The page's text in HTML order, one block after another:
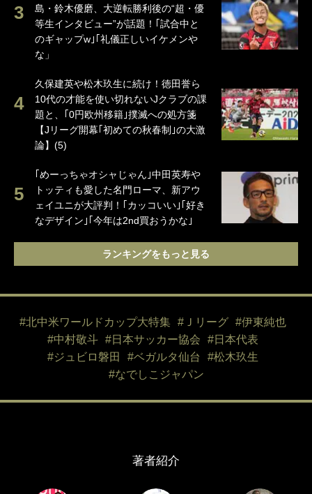
島・鈴木優磨、大逆転勝利後の“超・優
等生インタビュー”が話題！｢試合中と
のギャップw｣｢礼儀正しいイケメンや
な」
久保建英や松木玖生に続け！徳田誉ら
10代の才能を使い切れないJクラブの課
題と、｢0円欧州移籍｣撲滅への処方箋
【Jリーグ開幕｢初めての秋春制｣の大激
論】(5)
｢めーっちゃオシャじゃん｣中田英寿や
トッティも愛した名門ローマ、新アウ
ェイユニが大評判！｢カッコいい｣｢好き
なデザイン｣｢今年は2nd買おうかな｣
ランキングをもっと見る
#北中米ワールドカップ大特集 #Ｊリーグ
#伊東純也
#中村敬斗
#日本サッカー協会
#日本代表
#ジュビロ磐田
#ベガルタ仙台
#松木玖生
#なでしこジャパン
著者紹介